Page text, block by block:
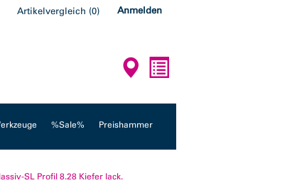
Artikelvergleich (0) Anmelden
%Sale% Preishammer
SL Profil 8.28 Kiefer lack.